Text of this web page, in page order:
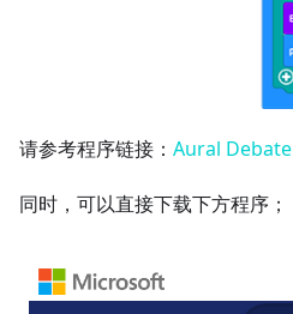
请参考程序链接： Aural Debate
同时，可以直接下载下方程序；